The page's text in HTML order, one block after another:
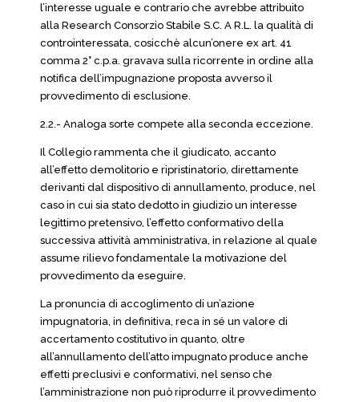
l’interesse uguale e contrario che avrebbe attribuito
alla Research Consorzio Stabile S.C. A R.L. la qualità di
controinteressata, cosicchè alcun’onere ex art. 41
comma 2° c.p.a. gravava sulla ricorrente in ordine alla
notifica dell’impugnazione proposta avverso il
provvedimento di esclusione.
2.2.- Analoga sorte compete alla seconda eccezione.
Il Collegio rammenta che il giudicato, accanto
all’effetto demolitorio e ripristinatorio, direttamente
derivanti dal dispositivo di annullamento, produce, nel
caso in cui sia stato dedotto in giudizio un interesse
legittimo pretensivo, l’effetto conformativo della
successiva attività amministrativa, in relazione al quale
assume rilievo fondamentale la motivazione del
provvedimento da eseguire.
La pronuncia di accoglimento di un’azione
impugnatoria, in definitiva, reca in sé un valore di
accertamento costitutivo in quanto, oltre
all’annullamento dell’atto impugnato produce anche
effetti preclusivi e conformativi, nel senso che
l’amministrazione non può riprodurre il provvedimento